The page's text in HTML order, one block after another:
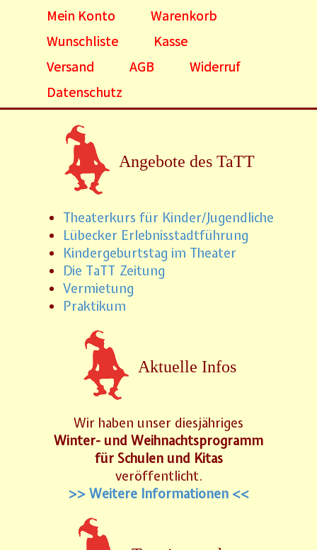
Mein Konto
Warenkorb
Wunschliste
Kasse
Versand
AGB
Widerruf
Datenschutz
Angebote des TaTT
Theaterkurs für Kinder/Jugendliche
Lübecker Erlebnisstadtführung
Kindergeburtstag im Theater
Die TaTT Zeitung
Vermietung
Praktikum
Aktuelle Infos
Wir haben unser diesjähriges
Winter- und Weihnachtsprogramm
für Schulen und Kitas
veröffentlicht.
>> Weitere Informationen <<